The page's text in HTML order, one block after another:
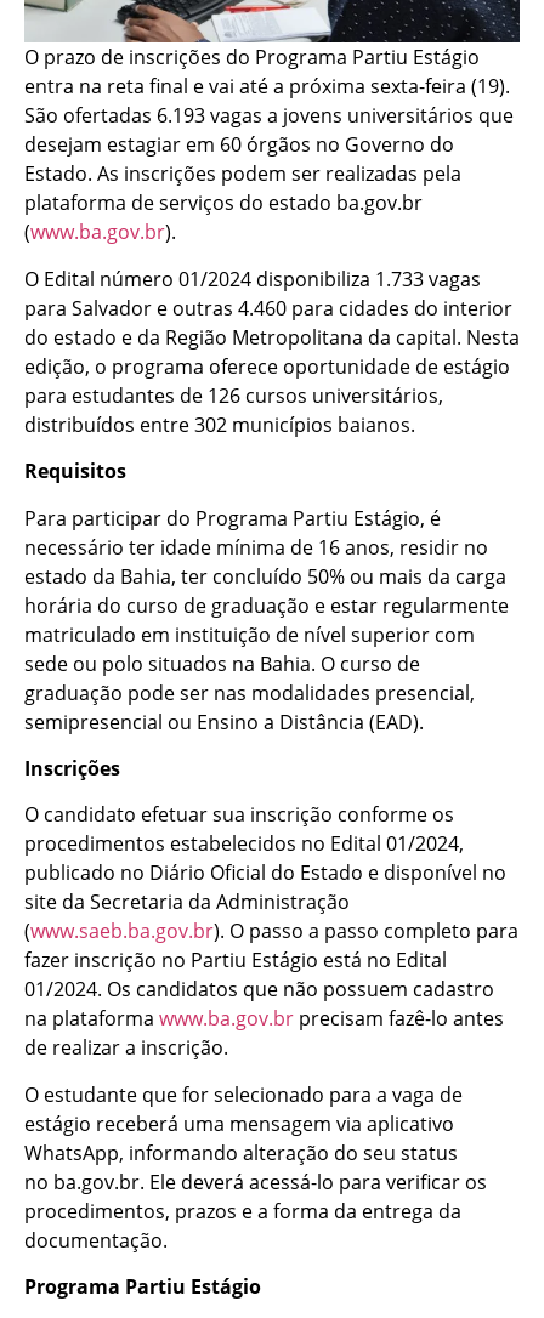
O prazo de inscrições do Programa Partiu Estágio
entra na reta final e vai até a próxima sexta-feira (19).
São ofertadas 6.193 vagas a jovens universitários que
desejam estagiar em 60 órgãos no Governo do
Estado. As inscrições podem ser realizadas pela
plataforma de serviços do estado ba.gov.br
(www.ba.gov.br).
O Edital número 01/2024 disponibiliza 1.733 vagas
para Salvador e outras 4.460 para cidades do interior
do estado e da Região Metropolitana da capital. Nesta
edição, o programa oferece oportunidade de estágio
para estudantes de 126 cursos universitários,
distribuídos entre 302 municípios baianos.
Requisitos
Para participar do Programa Partiu Estágio, é
necessário ter idade mínima de 16 anos, residir no
estado da Bahia, ter concluído 50% ou mais da carga
horária do curso de graduação e estar regularmente
matriculado em instituição de nível superior com
sede ou polo situados na Bahia. O curso de
graduação pode ser nas modalidades presencial,
semipresencial ou Ensino a Distância (EAD).
Inscrições
O candidato efetuar sua inscrição conforme os
procedimentos estabelecidos no Edital 01/2024,
publicado no Diário Oficial do Estado e disponível no
site da Secretaria da Administração
(www.saeb.ba.gov.br). O passo a passo completo para
fazer inscrição no Partiu Estágio está no Edital
01/2024. Os candidatos que não possuem cadastro
na plataforma www.ba.gov.br precisam fazê-lo antes
de realizar a inscrição.
O estudante que for selecionado para a vaga de
estágio receberá uma mensagem via aplicativo
WhatsApp, informando alteração do seu status
no ba.gov.br. Ele deverá acessá-lo para verificar os
procedimentos, prazos e a forma da entrega da
documentação.
Programa Partiu Estágio